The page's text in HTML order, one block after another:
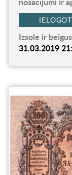
Izsole ir
31.03.2019